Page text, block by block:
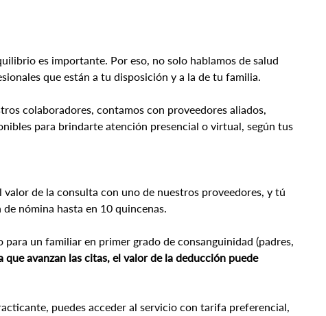
es importante. Por eso, no solo hablamos de salud
que están a tu disposición y a la de tu familia.
colaboradores, contamos con proveedores aliados,
para brindarte atención presencial o virtual, según tus
de la consulta con uno de nuestros proveedores, y tú
nómina hasta en 10 quincenas.
un familiar en primer grado de consanguinidad (padres,
que avanzan las citas, el valor de la deducción puede
puedes acceder al servicio con tarifa preferencial,